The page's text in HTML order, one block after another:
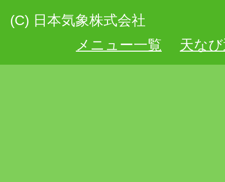
(C) 日本気象株式会社
メニュー一覧
天な